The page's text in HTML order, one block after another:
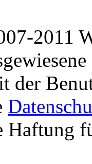
2011
der
Haftung